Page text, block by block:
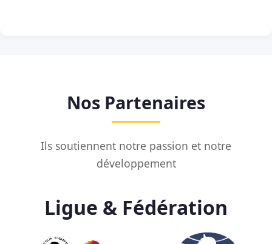
Nos Partenaires
Ils soutiennent notre passion et notre
développement
Ligue & Fédération